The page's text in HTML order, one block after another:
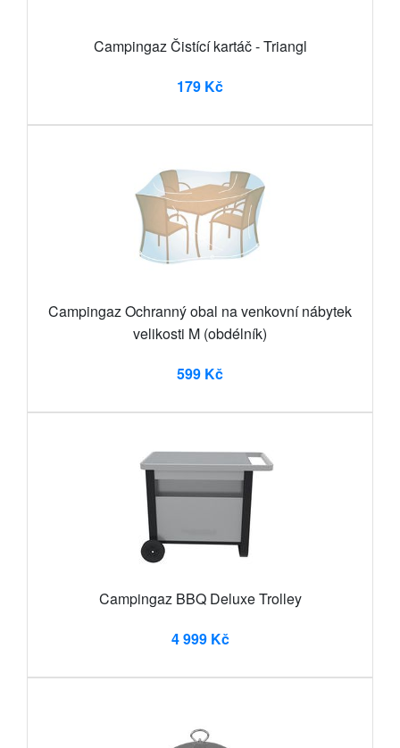
Campingaz Čistící kartáč - Triangl
179 Kč
Campingaz Ochranný obal na venkovní nábytek
velikosti M (obdélník)
599 Kč
Campingaz BBQ Deluxe Trolley
4 999 Kč